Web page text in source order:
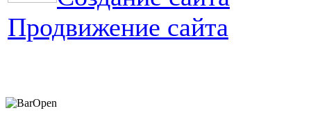
Продвижение сайта